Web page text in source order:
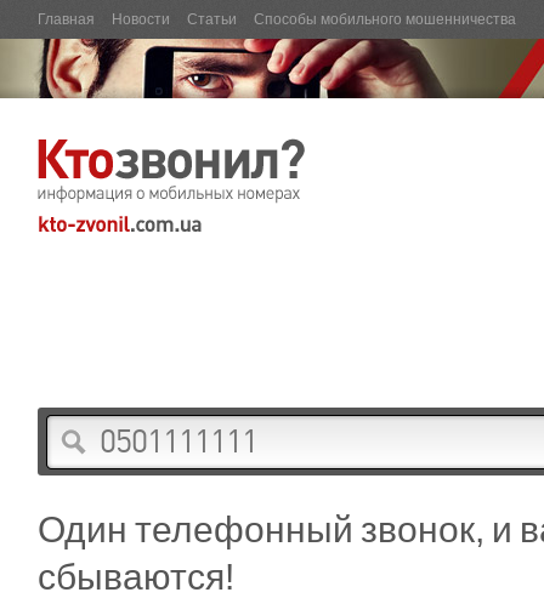
Главная Новости Статьи Способы мобильного мошенничества
Один телефонный звонок, и
сбываются!